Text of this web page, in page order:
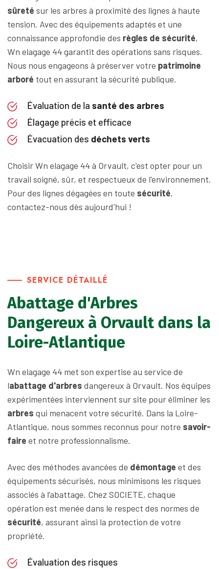
sûreté sur les arbres à proximité des lignes à haute
tension. Avec des équipements adaptés et une
connaissance approfondie des règles de sécurité,
Wn elagage 44 garantit des opérations sans risques.
Nous nous engageons à préserver votre patrimoine
arboré tout en assurant la sécurité publique.
Évaluation de la santé des arbres
Élagage précis et efficace
Évacuation des déchets verts
Choisir Wn elagage 44 à Orvault, c'est opter pour un
travail soigné, sûr, et respectueux de l'environnement.
Pour des lignes dégagées en toute sécurité,
contactez-nous dès aujourd'hui !
SERVICE DÉTAILLÉ
Abattage d'Arbres
Dangereux à Orvault dans la
Loire-Atlantique
Wn elagage 44 met son expertise au service de
labattage d'arbres dangereux à Orvault. Nos équipes
expérimentées interviennent sur site pour éliminer les
arbres qui menacent votre sécurité. Dans la Loire-
Atlantique, nous sommes reconnus pour notre savoir-
faire et notre professionnalisme.
Avec des méthodes avancées de démontage et des
équipements sécurisés, nous minimisons les risques
associés à l’abattage. Chez SOCIETE, chaque
opération est menée dans le respect des normes de
sécurité, assurant ainsi la protection de votre
propriété.
Évaluation des risques